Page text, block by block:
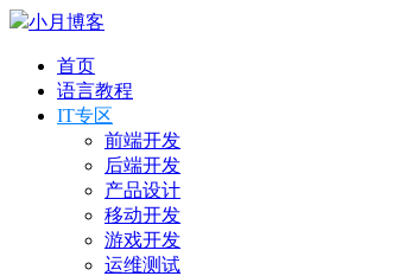
小月博客
首页
语言教程
IT专区
前端开发
后端开发
产品设计
移动开发
游戏开发
运维测试